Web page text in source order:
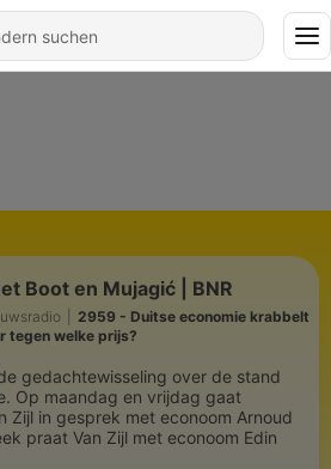
Macro met Boot en Mujagić | BNR
2959 - Duitse economie krabbelt
tegen welke prijs?
gedachtewisseling over de stand
Op maandag en vrijdag gaat
Zijl in gesprek met econoom Arnoud
praat Van Zijl met econoom Edin